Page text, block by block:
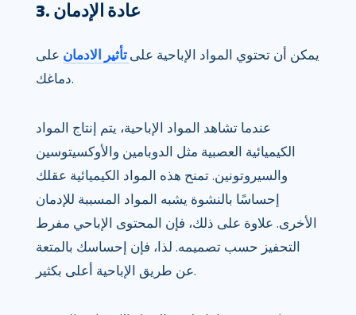
3. عادة الإدمان
يمكن أن تحتوي المواد الإباحية على تأثير الادمان على
دماغك.
عندما تشاهد المواد الإباحية، يتم إنتاج المواد
الكيميائية العصبية مثل الدوبامين والأوكسيتوسين
والسيروتونين. تمنح هذه المواد الكيميائية عقلك
إحساسًا بالنشوة يشبه المواد المسببة للإدمان
الأخرى. علاوة على ذلك، فإن المحتوى الإباحي مفرط
التحفيز حسب تصميمه. لذا، فإن إحساسك بالمتعة
عن طريق الإباحية أعلى بكثير.